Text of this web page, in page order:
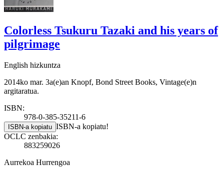
Colorless Tsukuru Tazaki and his years of
pilgrimage
English hizkuntza
2014ko mar. 3a(e)an Knopf, Bond Street Books, Vintage(e)n
argitaratua.
ISBN:
978-0-385-35211-6
ISBN-a kopiatu ISBN-a kopiatu!
OCLC zenbakia:
883259026
Aurrekoa Hurrengoa